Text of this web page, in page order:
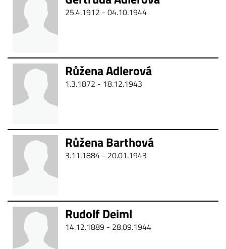
25.4.1912 - 04.10.1944
Růžena Adlerová
1.3.1872 - 18.12.1943
Růžena Barthová
3.11.1884 - 20.01.1943
Rudolf Deiml
14.12.1889 - 28.09.1944